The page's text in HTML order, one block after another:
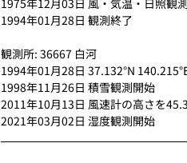
1975年12月03日 風・気温・日照観
1994年01月28日 観測終了
観測所: 36667 白河
1994年01月28日 37.132°N
1998年11月26日 積雪観測開始
2011年10月13日 風速計の高さを
2021年03月02日 湿度観測開始